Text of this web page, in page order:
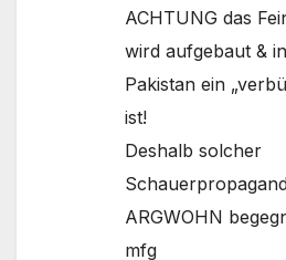
ACHTUNG das
wird aufgebaut &
Pakistan ein
ist!
Deshalb solcher
ARGWOHN
mfg